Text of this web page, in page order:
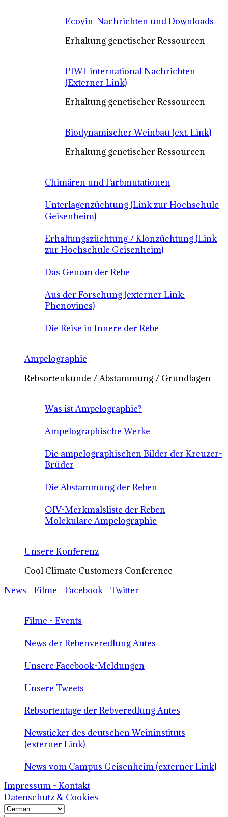
Ecovin-Nachrichten und Downloads
Erhaltung genetischer Ressourcen
PIWI-international Nachrichten
(Externer Link)
Erhaltung genetischer Ressourcen
Biodynamischer Weinbau (ext. Link)
Erhaltung genetischer Ressourcen
Chimären und Farbmutationen
Unterlagenzüchtung (Link zur Hochschule
Geisenheim)
Erhaltungszüchtung / Klonzüchtung (Link
zur Hochschule Geisenheim)
Das Genom der Rebe
Aus der Forschung (externer Link:
Phenovines)
Die Reise in Innere der Rebe
Ampelographie
Rebsortenkunde / Abstammung / Grundlagen
Was ist Ampelographie?
Ampelographische Werke
Die ampelographischen Bilder der Kreuzer-
Brüder
Die Abstammung der Reben
OIV-Merkmalsliste der Reben
Molekulare Ampelographie
Unsere Konferenz
Cool Climate Customers Conference
News - Filme - Facebook - Twitter
Filme - Events
News der Rebenveredlung Antes
Unsere Facebook-Meldungen
Unsere Tweets
Rebsortentage der Rebveredlung Antes
Newsticker des deutschen Weininstituts
(externer Link)
News vom Campus Geisenheim (externer Link)
Impressum - Kontakt
Datenschutz & Cookies